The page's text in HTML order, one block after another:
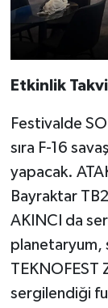
Etkinlik
Festivalde
sıra F-16
yapacak.
Bayraktar
AKINCI da
planetaryum,
TEKNOFEST
sergilendiği